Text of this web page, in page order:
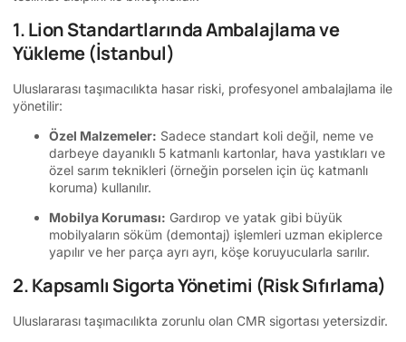
1. Lion Standartlarında Ambalajlama ve
Yükleme (İstanbul)
Uluslararası taşımacılıkta hasar riski, profesyonel ambalajlama ile
yönetilir:
Özel Malzemeler: Sadece standart koli değil, neme ve
darbeye dayanıklı 5 katmanlı kartonlar, hava yastıkları ve
özel sarım teknikleri (örneğin porselen için üç katmanlı
koruma) kullanılır.
Mobilya Koruması: Gardırop ve yatak gibi büyük
mobilyaların söküm (demontaj) işlemleri uzman ekiplerce
yapılır ve her parça ayrı ayrı, köşe koruyucularla sarılır.
2. Kapsamlı Sigorta Yönetimi (Risk Sıfırlama)
Uluslararası taşımacılıkta zorunlu olan CMR sigortası yetersizdir.